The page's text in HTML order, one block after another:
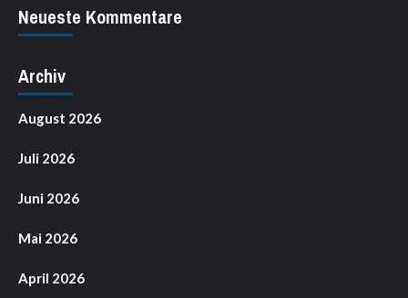
Neueste Kommentare
Archiv
August 2026
Juli 2026
Juni 2026
Mai 2026
April 2026